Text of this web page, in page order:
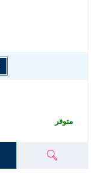
متوفر